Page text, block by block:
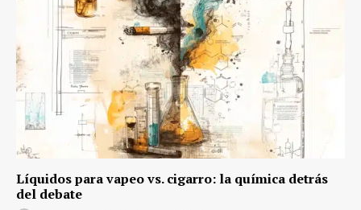
Líquidos para vapeo vs. cigarro: la química detrás
del debate